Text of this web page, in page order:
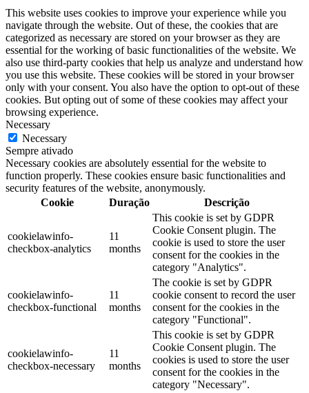
This website uses cookies to improve your experience while you
navigate through the website. Out of these, the cookies that are
categorized as necessary are stored on your browser as they are
essential for the working of basic functionalities of the website. We
also use third-party cookies that help us analyze and understand how
you use this website. These cookies will be stored in your browser
only with your consent. You also have the option to opt-out of these
cookies. But opting out of some of these cookies may affect your
browsing experience.
Necessary
Necessary
Sempre ativado
Necessary cookies are absolutely essential for the website to
function properly. These cookies ensure basic functionalities and
security features of the website, anonymously.
Cookie
Duração Descrição
cookielawinfo-
checkbox-analytics
11
months
This cookie is set by GDPR
Cookie Consent plugin. The
cookie is used to store the user
consent for the cookies in the
category "Analytics".
cookielawinfo-
checkbox-functional
11
months
The cookie is set by GDPR
cookie consent to record the user
consent for the cookies in the
category "Functional".
cookielawinfo-
checkbox-necessary
11
months
This cookie is set by GDPR
Cookie Consent plugin. The
cookies is used to store the user
consent for the cookies in the
category "Necessary".